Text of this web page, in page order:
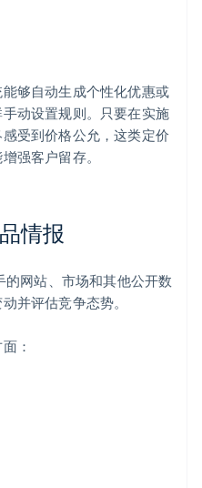
够自动生成个性化优惠或
动设置规则。只要在实施
受到价格公允，这类定价
强客户留存。
情报
网站、市场和其他公开数
并评估竞争态势。
：